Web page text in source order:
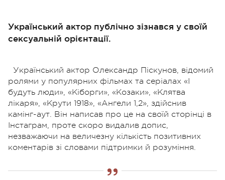
Український актор публічно зізнався у своїй
сексуальній орієнтації.
Український актор Олександр Піскунов, відомий
ролями у популярних фільмах та серіалах «І
будуть люди», «Кіборги», «Козаки», «Клятва
лікаря», «Крути 1918», «Ангели 1,2», здійснив
камінг-аут. Він написав про це на своїй сторінці в
Інстаграм, проте скоро видалив допис,
незважаючи на величезну кількість позитивних
коментарів зі словами підтримки й розуміння.